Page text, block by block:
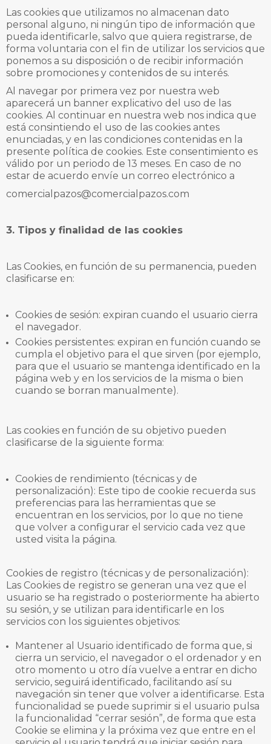
Las cookies que utilizamos no almacenan dato
personal alguno, ni ningún tipo de información que
pueda identificarle, salvo que quiera registrarse, de
forma voluntaria con el fin de utilizar los servicios que
ponemos a su disposición o de recibir información
sobre promociones y contenidos de su interés.
Al navegar por primera vez por nuestra web
aparecerá un banner explicativo del uso de las
cookies. Al continuar en nuestra web nos indica que
está consintiendo el uso de las cookies antes
enunciadas, y en las condiciones contenidas en la
presente política de cookies. Este consentimiento es
válido por un periodo de 13 meses. En caso de no
estar de acuerdo envíe un correo electrónico a
comercialpazos@comercialpazos.com
3. Tipos y finalidad de las cookies
Las Cookies, en función de su permanencia, pueden
clasificarse en:
Cookies de sesión: expiran cuando el usuario cierra
el navegador.
Cookies persistentes: expiran en función cuando se
cumpla el objetivo para el que sirven (por ejemplo,
para que el usuario se mantenga identificado en la
página web y en los servicios de la misma o bien
cuando se borran manualmente).
Las cookies en función de su objetivo pueden
clasificarse de la siguiente forma:
Cookies de rendimiento (técnicas y de
personalización): Este tipo de cookie recuerda sus
preferencias para las herramientas que se
encuentran en los servicios, por lo que no tiene
que volver a configurar el servicio cada vez que
usted visita la página.
Cookies de registro (técnicas y de personalización):
Las Cookies de registro se generan una vez que el
usuario se ha registrado o posteriormente ha abierto
su sesión, y se utilizan para identificarle en los
servicios con los siguientes objetivos:
Mantener al Usuario identificado de forma que, si
cierra un servicio, el navegador o el ordenador y en
otro momento u otro día vuelve a entrar en dicho
servicio, seguirá identificado, facilitando así su
navegación sin tener que volver a identificarse. Esta
funcionalidad se puede suprimir si el usuario pulsa
la funcionalidad “cerrar sesión”, de forma que esta
Cookie se elimina y la próxima vez que entre en el